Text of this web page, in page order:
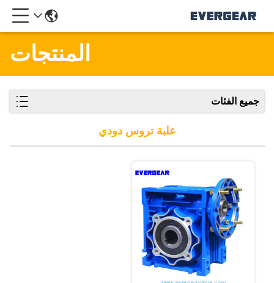
المنتجات
جميع الفئات
علبة تروس دودي